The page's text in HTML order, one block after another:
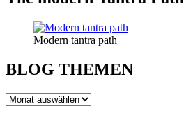
Modern tantra path
BLOG THEMEN
BLOG